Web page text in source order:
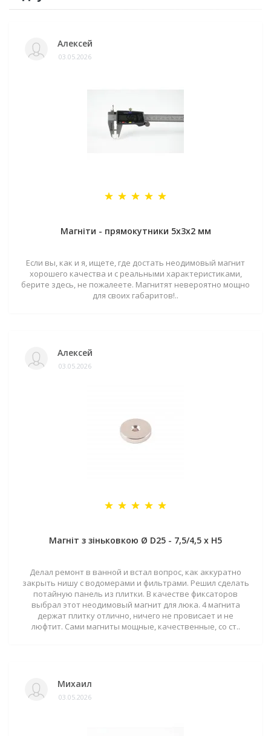
Алексей
03.05.2026
Магніти - прямокутники 5x3x2 мм
Если вы, как и я, ищете, где достать неодимовый магнит
хорошего качества и с реальными характеристиками,
берите здесь, не пожалеете. Магнитят невероятно мощно
для своих габаритов!..
Алексей
03.05.2026
Магніт з зіньковкою Ø D25 - 7,5/4,5 х H5
Делал ремонт в ванной и встал вопрос, как аккуратно
закрыть нишу с водомерами и фильтрами. Решил сделать
потайную панель из плитки. В качестве фиксаторов
выбрал этот неодимовый магнит для люка. 4 магнита
держат плитку отлично, ничего не провисает и не
люфтит. Сами магниты мощные, качественные, со ст..
Михаил
03.05.2026